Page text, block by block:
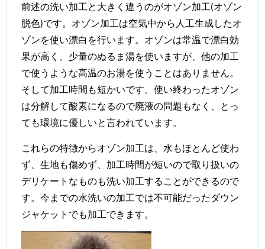
前述の洗い加工と大きく違うのがオゾン加工(オゾン
脱色)です。オゾン加工は空気中から人工生成したオ
ゾンを使い漂白を行います。オゾンは常温で漂白効
果が高く、少量のぬるま湯を使いますが、他の加工
で使うような高温のお湯を使うことはありません。
そして加工時間も短かいです。使い終わったオゾン
は分解して酸素になるので廃液の問題もなく、とっ
ても環境に優しいと言われています。
これらの特徴からオゾン加工は、水もほとんど使わ
ず、生地も傷めず、加工時間が短いので取り扱いの
デリケートなものも洗い加工することができるので
す。今までの水洗いの加工では不可能だったダウン
ジャケットでも加工できます。